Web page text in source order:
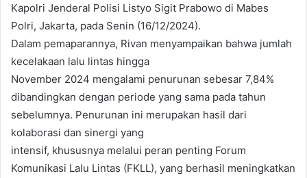
Kapolri Jenderal Polisi Listyo Sigit Prabowo di Mabes
Polri, Jakarta, pada Senin (16/12/2024).
Dalam pemaparannya, Rivan menyampaikan bahwa jumlah
kecelakaan lalu lintas hingga
November 2024 mengalami penurunan sebesar 7,84%
dibandingkan dengan periode yang sama pada tahun
sebelumnya. Penurunan ini merupakan hasil dari
kolaborasi dan sinergi yang
intensif, khususnya melalui peran penting Forum
Komunikasi Lalu Lintas (FKLL), yang berhasil meningkatkan